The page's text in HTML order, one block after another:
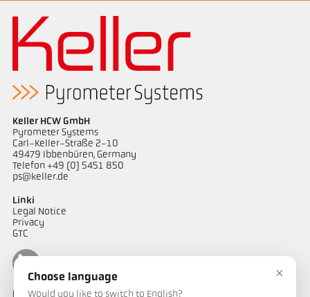
Keller HCW GmbH
Pyrometer Systems
Carl-Keller-Straße 2-10
49479 Ibbenbüren, Germany
Telefon +49 (0) 5451 850
ps@keller.de
Linki
Legal Notice
Privacy
GTC
Kontakt
×
Choose language
Would you like to switch to English?